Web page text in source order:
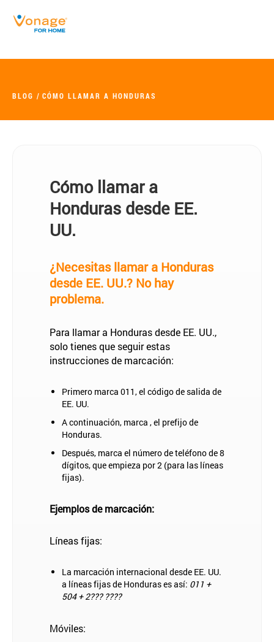
BLOG CÓMO LLAMAR A HONDURAS
Cómo llamar a
Honduras desde EE.
UU.
¿Necesitas llamar a Honduras
desde EE. UU.? No hay
problema.
Para llamar a Honduras desde EE. UU.,
solo tienes que seguir estas
instrucciones de marcación:
Primero marca 011, el código de salida de
EE. UU.
A continuación, marca , el prefijo de
Honduras.
Después, marca el número de teléfono de 8
dígitos, que empieza por 2 (para las líneas
fijas).
Ejemplos de marcación:
Líneas fijas:
La marcación internacional desde EE. UU.
a líneas fijas de Honduras es así: 011 +
504 + 2??? ????
Móviles: